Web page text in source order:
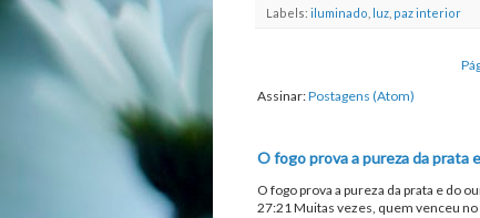
Labels: iluminado luz paz interior
Assinar:Postagens (Atom)
O fogo prova a pureza da prata
O fogo prova a pureza da prata e do
27:21 Muitas vezes, quem venceu no